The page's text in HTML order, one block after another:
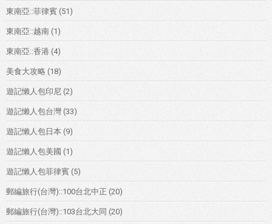
東南亞::菲律賓 (51)
東南亞::越南 (1)
東南亞::香港 (4)
美食大攻略 (18)
遊記懶人包印尼 (2)
遊記懶人包台灣 (33)
遊記懶人包日本 (9)
遊記懶人包美國 (1)
遊記懶人包菲律賓 (5)
郵編旅行(台灣)::100台北中正 (20)
郵編旅行(台灣)::103台北大同 (20)